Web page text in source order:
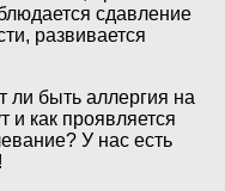
сдавление
развивается
ли быть аллергия на
и как проявляется
У нас есть